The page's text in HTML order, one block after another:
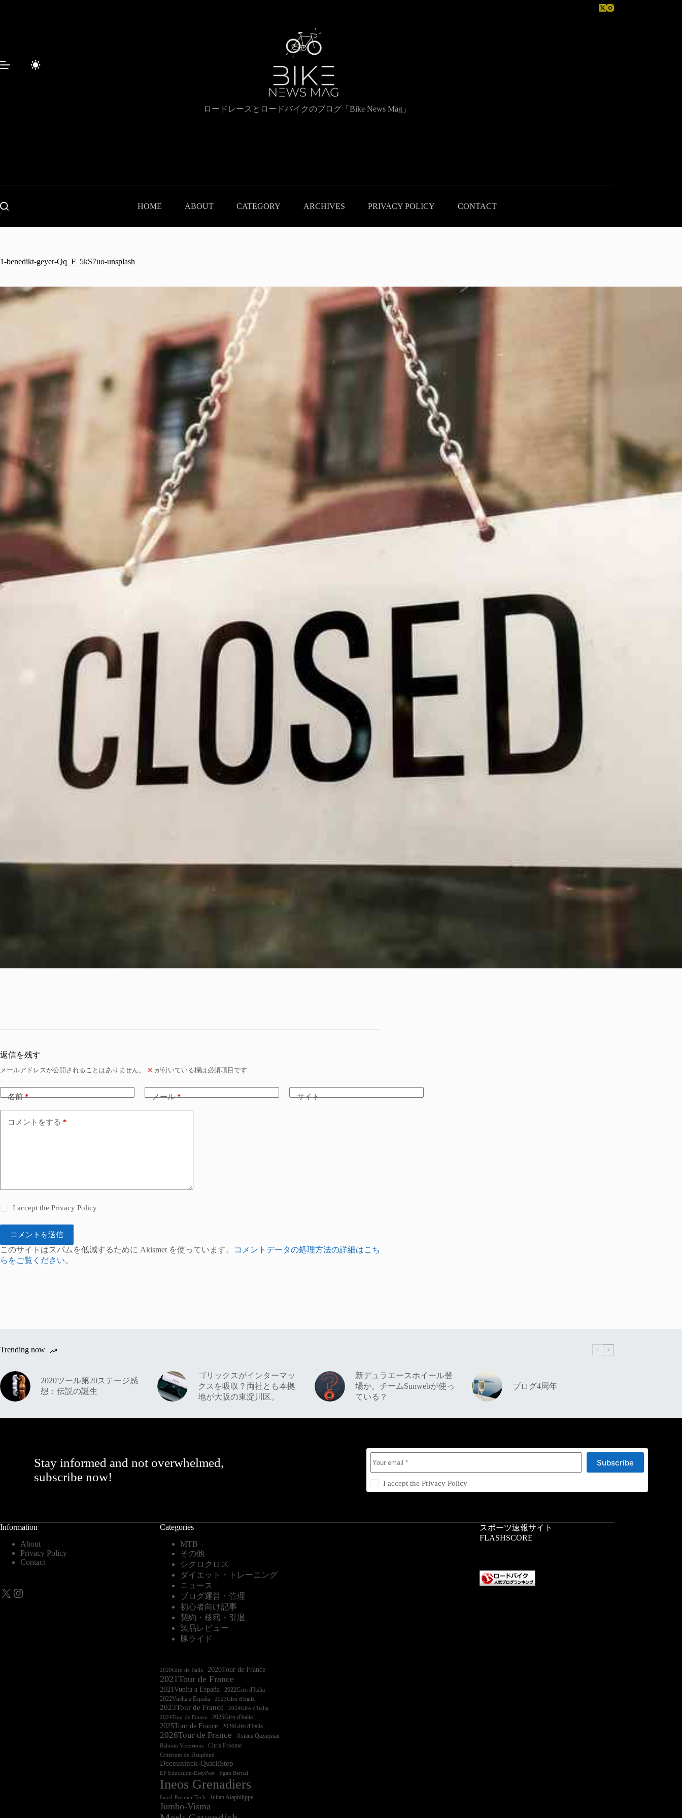
ス
ロードレースとロードバイクのブログ「Bike News Mag」
HOME ABOUT CATEGORY ARCHIVES PRIVACY POLICY CONTACT
1-benedikt-geyer-Qq_F_5kS7uo-unsplash
返信を残す
メールアドレスが公開されることはありません。 ※ が付いている欄は必須項目です
名前* メール* サイト
コメントをする *
I accept thePrivacy Policy
コメントを送信
このサイトはスパムを低減するために Akismet を使っています。
コメントデータの処理方法の詳細はこち
らをご覧ください。
Trending now
2020ツール第20ステージ感
想：伝説の誕生
ゴリックスがインターマッ
クスを吸収？両社とも本拠
地が大阪の東淀川区。
新デュラエースホイール登
場か。チームSunwebが使っ
ている？
ブログ4周年
Stay informed and not overwhelmed,
subscribe now!
Subscribe
I accept thePrivacy Policy
Information
About
Privacy Policy
Contact
X Instagram
Categories
MTB
その他
シクロクロス
ダイエット・トレーニング
ニュース
ブログ運営・管理
初心者向け記事
契約・移籍・引退
製品レビュー
豚ライド
2020Giro de Italia 2020Tour de France
2021Tour de France
2021Vuelta a España
2022Giro d'Italia‏
2022Vuelta a España
2023Giro d'Italia
2023Tour de France
2024Tour de France
2025Giro d'Italia
2025Tour de France 2026Giro d'Italia
2026Tour de France Astana Qazaqstan
Bahrain Victorious Chris Froome
Critérium du Dauphiné
Deceuninck-QuickStep
EF Education-EasyPost Egan Bernal
Ineos Grenadiers
Israel-Premier Tech Julian Alaphilippe
Jumbo-Visma
スポーツ速報サイト
FLASHSCORE